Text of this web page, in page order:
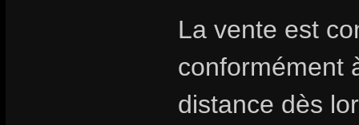
La vente est
conformément
distance dès